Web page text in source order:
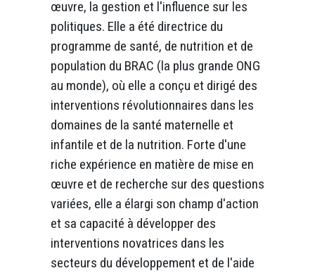
œuvre, la gestion et l'influence sur les
politiques. Elle a été directrice du
programme de santé, de nutrition et de
population du BRAC (la plus grande ONG
au monde), où elle a conçu et dirigé des
interventions révolutionnaires dans les
domaines de la santé maternelle et
infantile et de la nutrition. Forte d'une
riche expérience en matière de mise en
œuvre et de recherche sur des questions
variées, elle a élargi son champ d'action
et sa capacité à développer des
interventions novatrices dans les
secteurs du développement et de l'aide